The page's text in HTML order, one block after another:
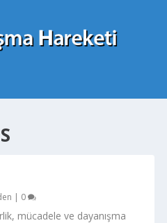
| 0
mücadele ve dayanışma